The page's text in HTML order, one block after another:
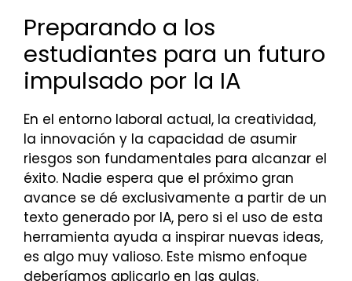
Preparando a los
estudiantes para un futuro
impulsado por la IA
En el entorno laboral actual, la creatividad,
la innovación y la capacidad de asumir
riesgos son fundamentales para alcanzar el
éxito. Nadie espera que el próximo gran
avance se dé exclusivamente a partir de un
texto generado por IA, pero si el uso de esta
herramienta ayuda a inspirar nuevas ideas,
es algo muy valioso. Este mismo enfoque
deberíamos aplicarlo en las aulas.